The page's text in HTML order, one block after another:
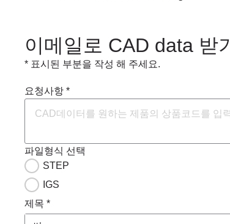
이메일로 CAD data 받기
* 표시된 부분을 작성 해 주세요.
요청사항 *
파일형식 선택
STEP
IGS
제목 *